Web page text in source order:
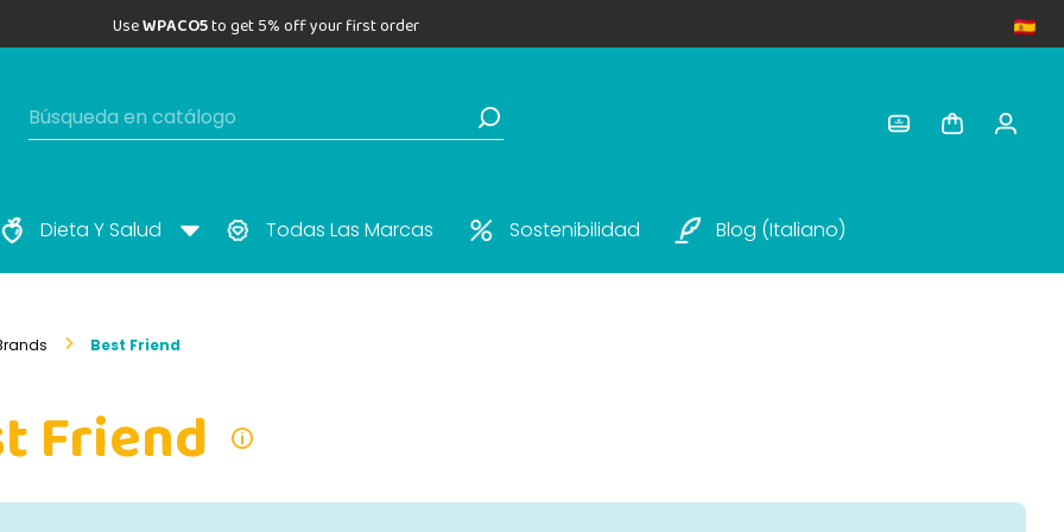
UseWPACO5to get 5% off your first order
Dieta Y Salud Todas Las Marcas Sostenibilidad Blog (italiano)
Best Friend
Friend